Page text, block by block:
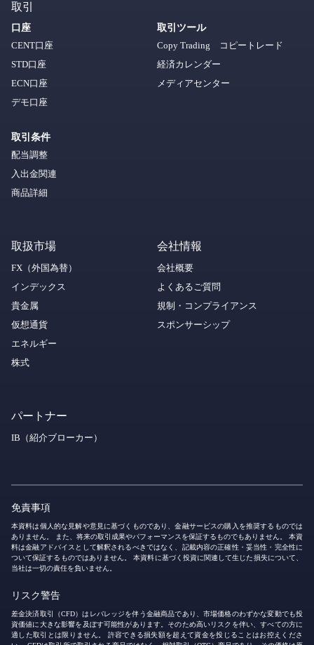
取引
口座
CENT口座
STD口座
ECN口座
デモ口座
取引条件
配当調整
入出金関連
商品詳細
取引ツール
Copy Trading コピートレード
経済カレンダー
メディアセンター
取扱市場
FX（外国為替）
インデックス
貴金属
仮想通貨
エネルギー
株式
会社情報
会社概要
よくあるご質問
規制・コンプライアンス
スポンサーシップ
パートナー
IB（紹介ブローカー）
免責事項
本資料は個人的な見解や意見に基づくものであり、金融サービスの購入を推奨するものでは
ありません。 また、将来の取引成果やパフォーマンスを保証するものでもありません。 本資
料は金融アドバイスとして解釈されるべきではなく、記載内容の正確性・妥当性・完全性に
ついて保証するものではありません。 本資料に基づく投資に関連して生じた損失について、
当社は一切の責任を負いません。
リスク警告
差金決済取引（CFD）はレバレッジを伴う金融商品であり、市場価格のわずかな変動でも投
資価値に大きな影響を及ぼす可能性があります。そのため高いリスクを伴い、すべての方に
適した取引とは限りません。 許容できる損失額を超えて資金を投じることはお控えくださ